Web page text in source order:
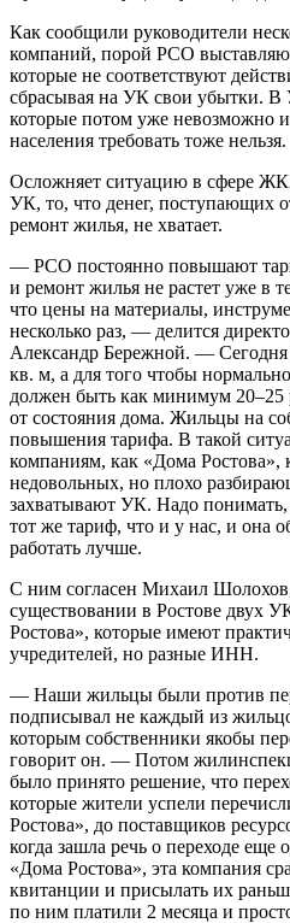
Как сообщили руководители
компаний, порой РСО
которые не соответствуют
сбрасывая на УК свои убытки.
которые потом уже невозможно
населения требовать тоже нельзя.
Осложняет ситуацию в сфере
УК, то, что денег, поступающих
ремонт жилья, не хватает.
— РСО постоянно повышают
и ремонт жилья не растет уже в
что цены на материалы,
несколько раз, — делится
Александр Бережной. — Сегодня
кв. м, а для того чтобы
должен быть как минимум 20–25
от состояния дома. Жильцы на
повышения тарифа. В такой
компаниям, как «Дома Ростова»,
недовольных, но плохо
захватывают УК. Надо
тот же тариф, что и у нас, и она
работать лучше.
С ним согласен Михаил
существовании в Ростове двух
Ростова», которые имеют
учредителей, но разные ИНН.
— Наши жильцы были против
подписывал не каждый из
которым собственники якобы
говорит он. — Потом
было принято решение, что
которые жители успели
Ростова», до поставщиков
когда зашла речь о переходе
«Дома Ростова», эта компания
квитанции и присылать их
по ним платили 2 месяца и